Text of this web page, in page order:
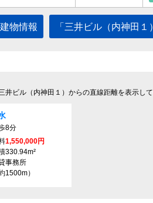
物情報 「三井ビル（内神田
井ビル（内神田１）からの直線距離を表示して
8分
1,550,000円
330.94m²
事務所
1500m）